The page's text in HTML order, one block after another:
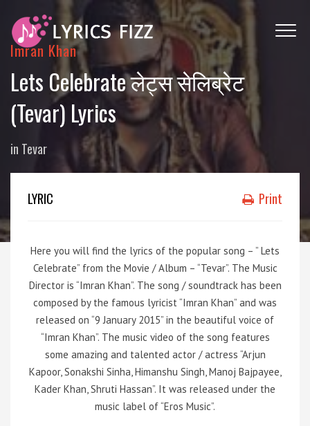
Imran Khan
Lets Celebrate लेट्स सेलिब्रेट
(Tevar) Lyrics
in Tevar
LYRIC Print
Here you will find the lyrics of the popular song – ” Lets
Celebrate” from the Movie / Album – “Tevar”. The Music
Director is “Imran Khan”. The song / soundtrack has been
composed by the famous lyricist “Imran Khan” and was
released on “9 January 2015” in the beautiful voice of
“Imran Khan”. The music video of the song features
some amazing and talented actor / actress “Arjun
Kapoor, Sonakshi Sinha, Himanshu Singh, Manoj Bajpayee,
Kader Khan, Shruti Hassan”. It was released under the
music label of “Eros Music”.